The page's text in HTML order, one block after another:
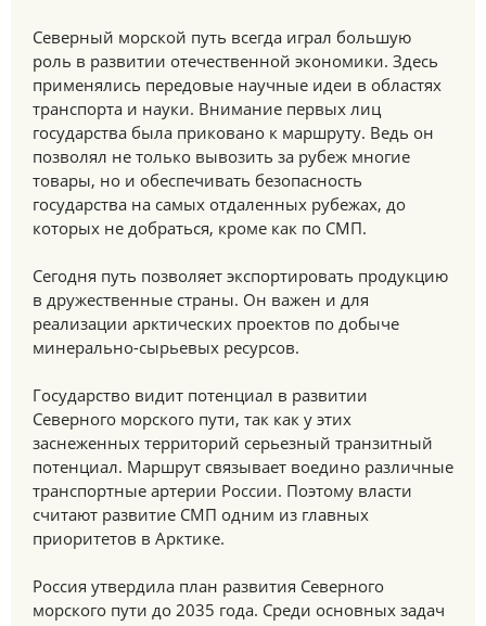
Северный морской путь всегда играл большую
роль в развитии отечественной экономики. Здесь
применялись передовые научные идеи в областях
транспорта и науки. Внимание первых лиц
государства была приковано к маршруту. Ведь он
позволял не только вывозить за рубеж многие
товары, но и обеспечивать безопасность
государства на самых отдаленных рубежах, до
которых не добраться, кроме как по СМП.
Сегодня путь позволяет экспортировать продукцию
в дружественные страны. Он важен и для
реализации арктических проектов по добыче
минерально-сырьевых ресурсов.
Государство видит потенциал в развитии
Северного морского пути, так как у этих
заснеженных территорий серьезный транзитный
потенциал. Маршрут связывает воедино различные
транспортные артерии России. Поэтому власти
считают развитие СМП одним из главных
приоритетов в Арктике.
Россия утвердила план развития Северного
морского пути до 2035 года. Среди основных задач